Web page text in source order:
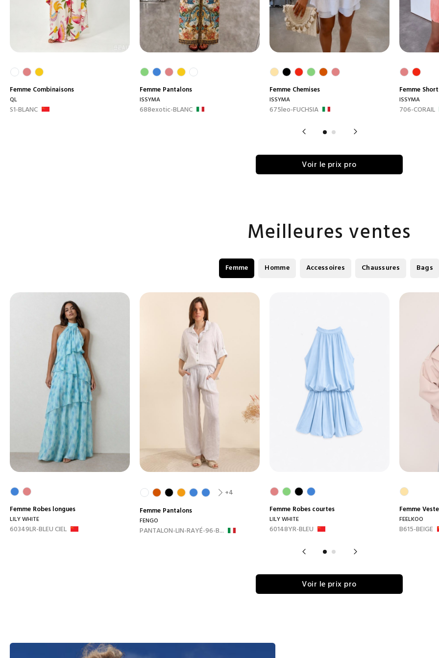
Femme Combinaisons
QL
S1-BLANC
Femme Pantalons
ISSYMA
688exotic-BLANC
Femme Chemises
ISSYMA
675leo-FUCHSIA
Femme
ISSYMA
706-CORAIL
Voir le prix pro
Meilleures ventes
Femme Homme Accessoires Chaussures Bags
Femme Robes longues
LILY WHITE
60349LR-BLEU CIEL
+4
Femme Pantalons
FENGO
PANTALON-LIN-RAYÉ-96-B...
Femme Robes courtes
LILY WHITE
60148YR-BLEU
Femme
FEELKOO
B615-BEIGE
Voir le prix pro